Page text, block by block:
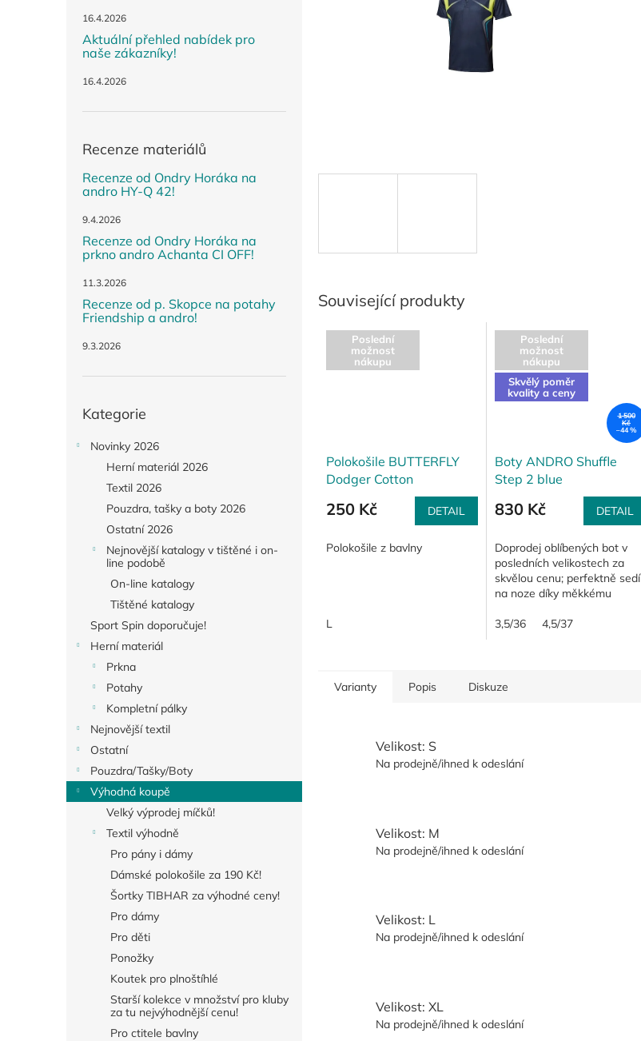
16.4.2026
Aktuální přehled nabídek pro
naše zákazníky!
16.4.2026
Recenze materiálů
Recenze od Ondry Horáka na
andro HY-Q 42!
9.4.2026
Recenze od Ondry Horáka na
prkno andro Achanta CI OFF!
11.3.2026
Recenze od p. Skopce na potahy
Friendship a andro!
9.3.2026
kategorie
Kategorie
Novinky 2026
Herní materiál 2026
Textil 2026
Pouzdra, tašky a boty 2026
Ostatní 2026
Nejnovější katalogy v tištěné i on-
line podobě
On-line katalogy
Tištěné katalogy
Sport Spin doporučuje!
Herní materiál
Prkna
Potahy
Kompletní pálky
Nejnovější textil
Ostatní
Pouzdra/Tašky/Boty
Výhodná koupě
Velký výprodej míčků!
Textil výhodně
Pro pány i dámy
Dámské polokošile za 190 Kč!
Šortky TIBHAR za výhodné ceny!
Pro dámy
Pro děti
Ponožky
Koutek pro plnoštíhlé
Starší kolekce v množství pro kluby
za tu nejvýhodnější cenu!
Pro ctitele bavlny
Související produkty
Poslední
možnost
nákupu
Polokošile BUTTERFLY
Dodger Cotton
250 Kč DETAIL
Polokošile z bavlny
L
Poslední
možnost
nákupu
Skvělý poměr
kvality a ceny
1 500
Kč
–44 %
Boty ANDRO Shuffle
Step 2 blue
830 Kč DETAIL
Doprodej oblíbených bot v
posledních velikostech za
skvělou cenu; perfektně sedí
na noze díky měkkému
anatomickému tvaru;
3,5/36 4,5/37
Varianty Popis Diskuze
Velikost: S
Na prodejně/ihned k odeslání
Velikost: M
Na prodejně/ihned k odeslání
Velikost: L
Na prodejně/ihned k odeslání
Velikost: XL
Na prodejně/ihned k odeslání